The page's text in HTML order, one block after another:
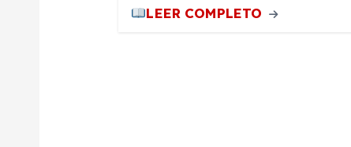
LEER COMPLETO